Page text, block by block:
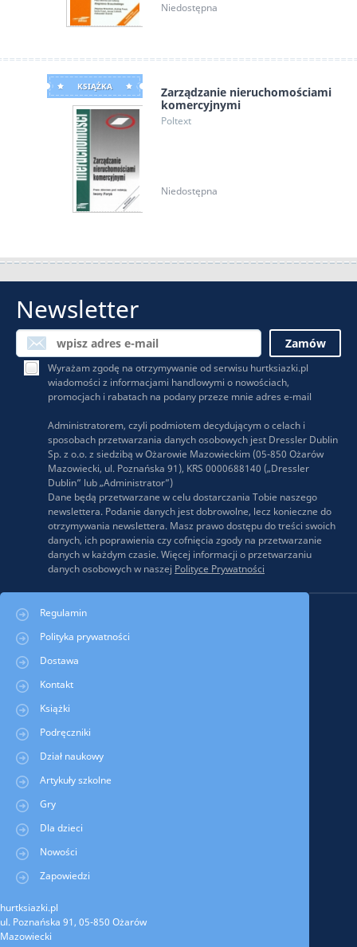
Niedostępna
KSIĄŻKA
Zarządzanie nieruchomościami
komercyjnymi
Poltext
Niedostępna
Newsletter
Wyrażam zgodę na otrzymywanie od serwisu hurtksiazki.pl
wiadomości z informacjami handlowymi o nowościach,
promocjach i rabatach na podany przeze mnie adres e-mail
Administratorem, czyli podmiotem decydującym o celach i
sposobach przetwarzania danych osobowych jest Dressler Dublin
Sp. z o.o. z siedzibą w Ożarowie Mazowieckim (05-850 Ożarów
Mazowiecki, ul. Poznańska 91), KRS 0000688140 („Dressler
Dublin” lub „Administrator”)
Dane będą przetwarzane w celu dostarczania Tobie naszego
newslettera. Podanie danych jest dobrowolne, lecz konieczne do
otrzymywania newslettera. Masz prawo dostępu do treści swoich
danych, ich poprawienia czy cofnięcia zgody na przetwarzanie
danych w każdym czasie. Więcej informacji o przetwarzaniu
danych osobowych w naszej Polityce Prywatności
Regulamin
Polityka prywatności
Dostawa
Kontakt
Książki
Podręczniki
Dział naukowy
Artykuły szkolne
Gry
Dla dzieci
Nowości
Zapowiedzi
hurtksiazki.pl
ul. Poznańska 91, 05-850 Ożarów
Mazowiecki